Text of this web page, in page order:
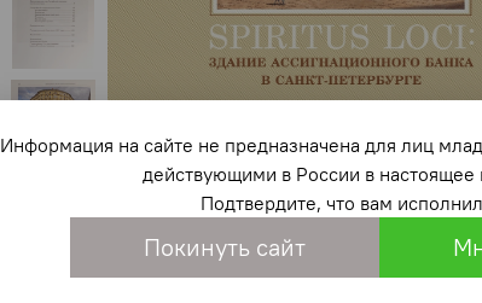
Информация на сайте не предназначена для лиц
действующими в России в настоящее
Подтвердите, что вам
Покинуть сайт